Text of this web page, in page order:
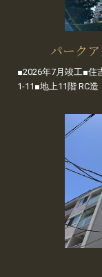
パーク
■2026年7月竣工■住
1-11■地上11階 RC造